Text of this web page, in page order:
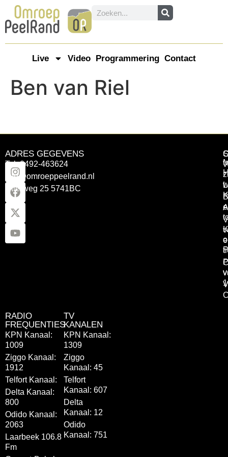
Live Video Programmering Contact
Ben van Riel
ADRES GEGEVENS
Tel: 0492-463624
info@omroeppeelrand.nl
Otterweg 25 5741BC
RADIO
FREQUENTIES
KPN Kanaal:
1009
Ziggo Kanaal:
1912
Telfort Kanaal:
Delta Kanaal:
800
Odido Kanaal:
2063
Laarbeek 106.8
Fm
TV
KANALEN
KPN Kanaal:
1309
Ziggo
Kanaal: 45
Telfort
Kanaal: 607
Delta
Kanaal: 12
Odido
Kanaal: 751